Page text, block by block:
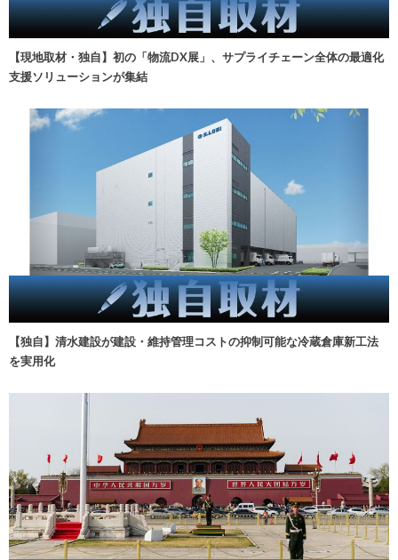
【現地取材・独自】初の「物流DX展」、サプライチェーン全体の最適化
支援ソリューションが集結
【独自】清水建設が建設・維持管理コストの抑制可能な冷蔵倉庫新工法
を実用化